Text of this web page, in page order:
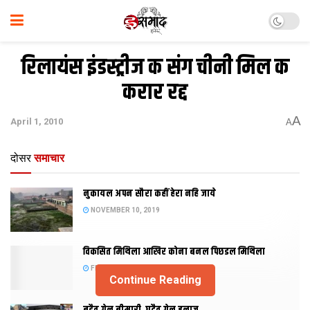
रिलायंस इंडस्ट्रीज क संग चीनी मिल क
करार रद्द
April 1, 2010 AA
दोसर समाचार
नुकायल अपन सौरा कहीं हेरा नहि जाये
NOVEMBER 10, 2019
विकसित मिथिला आखिर कोना बनल पिछडल मिथिला
FEBRUARY 23, 2019
Continue Reading